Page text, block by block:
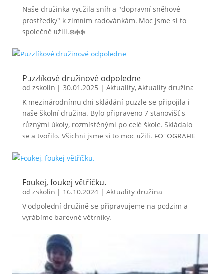
Naše družinka využila sníh a "dopravní sněhové
prostředky" k zimním radovánkám. Moc jsme si to
společně užili.❄️❄️❄️
Puzzlíkové družinové odpoledne
od zskolin | 30.01.2025 | Aktuality, Aktuality družina
K mezinárodnímu dni skládání puzzle se připojila i
naše školní družina. Bylo připraveno 7 stanovišť s
různými úkoly, rozmístěnými po celé škole. Skládalo
se a tvořilo. Všichni jsme si to moc užili. FOTOGRAFIE
Foukej, foukej větříčku.
od zskolin | 16.10.2024| Aktuality družina
V odpolední družině se připravujeme na podzim a
vyrábíme barevné větrníky.